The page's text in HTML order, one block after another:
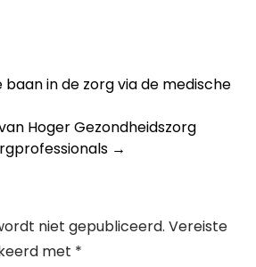
baan in de zorg via de medische
Hoger Gezondheidszorg
→
niet gepubliceerd. Vereiste
met *